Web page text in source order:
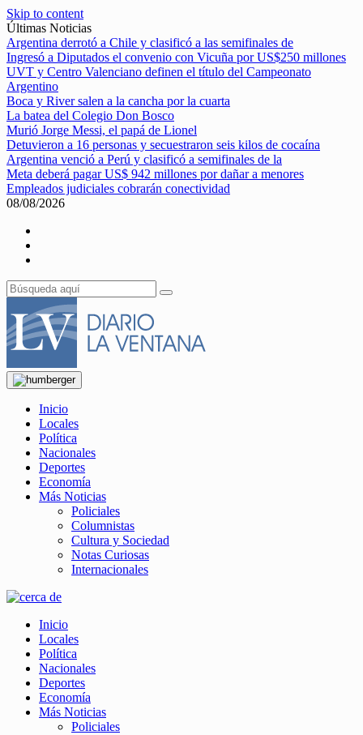
Skip to content
Últimas Noticias
Argentina derrotó a Chile y clasificó a las semifinales de
Ingresó a Diputados el convenio con Vicuña por US$250 millones
UVT y Centro Valenciano definen el título del Campeonato
Argentino
Boca y River salen a la cancha por la cuarta
La batea del Colegio Don Bosco
Murió Jorge Messi, el papá de Lionel
Detuvieron a 16 personas y secuestraron seis kilos de cocaína
Argentina venció a Perú y clasificó a semifinales de la
Meta deberá pagar US$ 942 millones por dañar a menores
Empleados judiciales cobrarán conectividad
08/08/2026
Inicio
Locales
Política
Nacionales
Deportes
Economía
Más Noticias
Policiales
Columnistas
Cultura y Sociedad
Notas Curiosas
Internacionales
Inicio
Locales
Política
Nacionales
Deportes
Economía
Más Noticias
Policiales